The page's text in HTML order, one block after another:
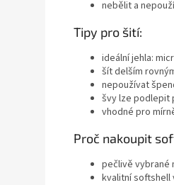
nebělit a
Tipy pro šití:
ideální jehla:
šít delším
nepoužívat
švy lze podlepit
vhodné pro
Proč nakoupit
pečlivě vybrané
kvalitní softshell